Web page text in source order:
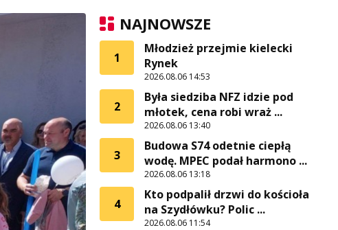
NAJNOWSZE
1
Młodzież przejmie kielecki
Rynek
2026.08.06 14:53
2
Była siedziba NFZ idzie pod
młotek, cena robi wraż ...
2026.08.06 13:40
3
Budowa S74 odetnie ciepłą
wodę. MPEC podał harmono ...
2026.08.06 13:18
4
Kto podpalił drzwi do kościoła
na Szydłówku? Polic ...
2026.08.06 11:54